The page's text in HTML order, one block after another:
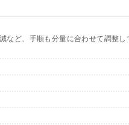
ど、手順も分量に合わせて調整し